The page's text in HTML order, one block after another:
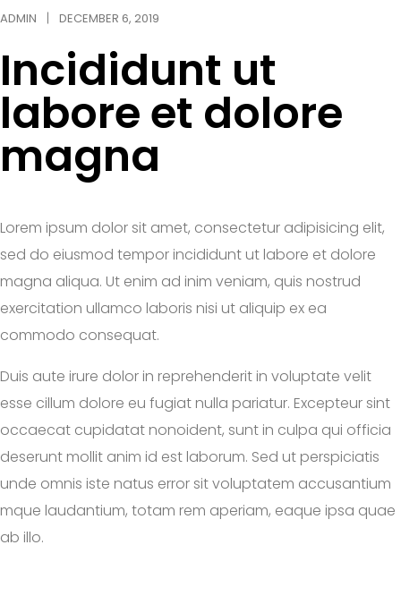
ADMIN DECEMBER 6, 2019
Incididunt ut
labore et dolore
magna
Lorem ipsum dolor sit amet, consectetur adipisicing elit,
sed do eiusmod tempor incididunt ut labore et dolore
magna aliqua. Ut enim ad inim veniam, quis nostrud
exercitation ullamco laboris nisi ut aliquip ex ea
commodo consequat.
Duis aute irure dolor in reprehenderit in voluptate velit
esse cillum dolore eu fugiat nulla pariatur. Excepteur sint
occaecat cupidatat nonoident, sunt in culpa qui officia
deserunt mollit anim id est laborum. Sed ut perspiciatis
unde omnis iste natus error sit voluptatem accusantium
mque laudantium, totam rem aperiam, eaque ipsa quae
ab illo.